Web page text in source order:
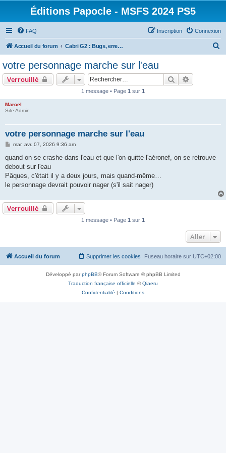
Éditions Papocle - MSFS 2024 PS5
FAQ Connexion
Inscription
Accueil du forum Cabri G2 : Bugs, erreurs de traduction et autres anomalies
votre personnage marche sur l'eau
Verrouillé Rechercher
1 message • Page 1 sur 1
Marcel
Site Admin
votre personnage marche sur l'eau
M
s
a
g
mar. avr. 07, 2026 9:36 am
quand on se crashe dans l'eau et que l'on quitte l'aéronef, on se retrouve
debout sur l'eau
Pâques, c'était il y a deux jours, mais quand-même…
le personnage devrait pouvoir nager (s'il sait nager)
Verrouillé
1 message • Page 1 sur 1
Aller
Accueil du forum Fuseau horaire sur UTC+02:00
Supprimer les cookies
Développé parphpBB® Forum Software © phpBB Limited
Traduction française officielle ©Qiaeru
Confidentialité | Conditions